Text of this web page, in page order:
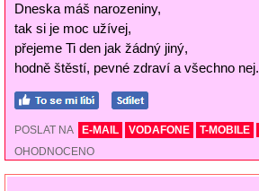
Dneska máš narozeniny,
tak si je moc užívej,
přejeme Ti den jak žádný jiný,
hodně štěstí, pevné zdraví a všechno nej.
POSLAT NA E-MAIL VODAFONE T-MOBILE
OHODNOCENO